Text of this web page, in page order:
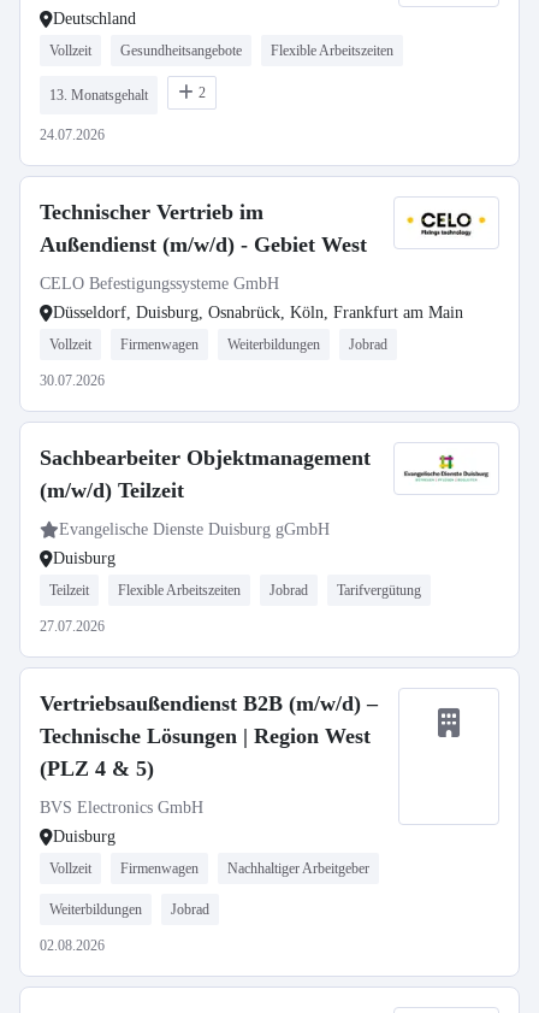
Deutschland
Vollzeit Gesundheitsangebote Flexible Arbeitszeiten
13. Monatsgehalt 2
24.07.2026
Technischer Vertrieb im
Außendienst (m/w/d) - Gebiet West
CELO Befestigungssysteme GmbH
Düsseldorf, Duisburg, Osnabrück, Köln, Frankfurt am Main
Vollzeit Firmenwagen Weiterbildungen Jobrad
30.07.2026
Sachbearbeiter Objektmanagement
(m/w/d) Teilzeit
Evangelische Dienste Duisburg gGmbH
Duisburg
Teilzeit Flexible Arbeitszeiten Jobrad Tarifvergütung
27.07.2026
Vertriebsaußendienst B2B (m/w/d) –
Technische Lösungen | Region West
(PLZ 4 & 5)
BVS Electronics GmbH
Duisburg
Vollzeit Firmenwagen Nachhaltiger Arbeitgeber
Weiterbildungen Jobrad
02.08.2026